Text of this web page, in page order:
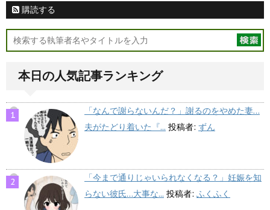
購読する
本日の人気記事ランキング
「なんで謝らないんだ？」謝るのをやめた妻…
夫がたどり着いた『... 投稿者: ずん
「今まで通りじゃいられなくなる？」妊娠を知
らない彼氏…大事な... 投稿者: ふくふく